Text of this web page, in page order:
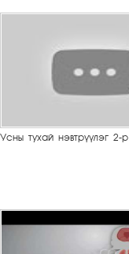
Усны тухай нэвтрүүлэг 2-